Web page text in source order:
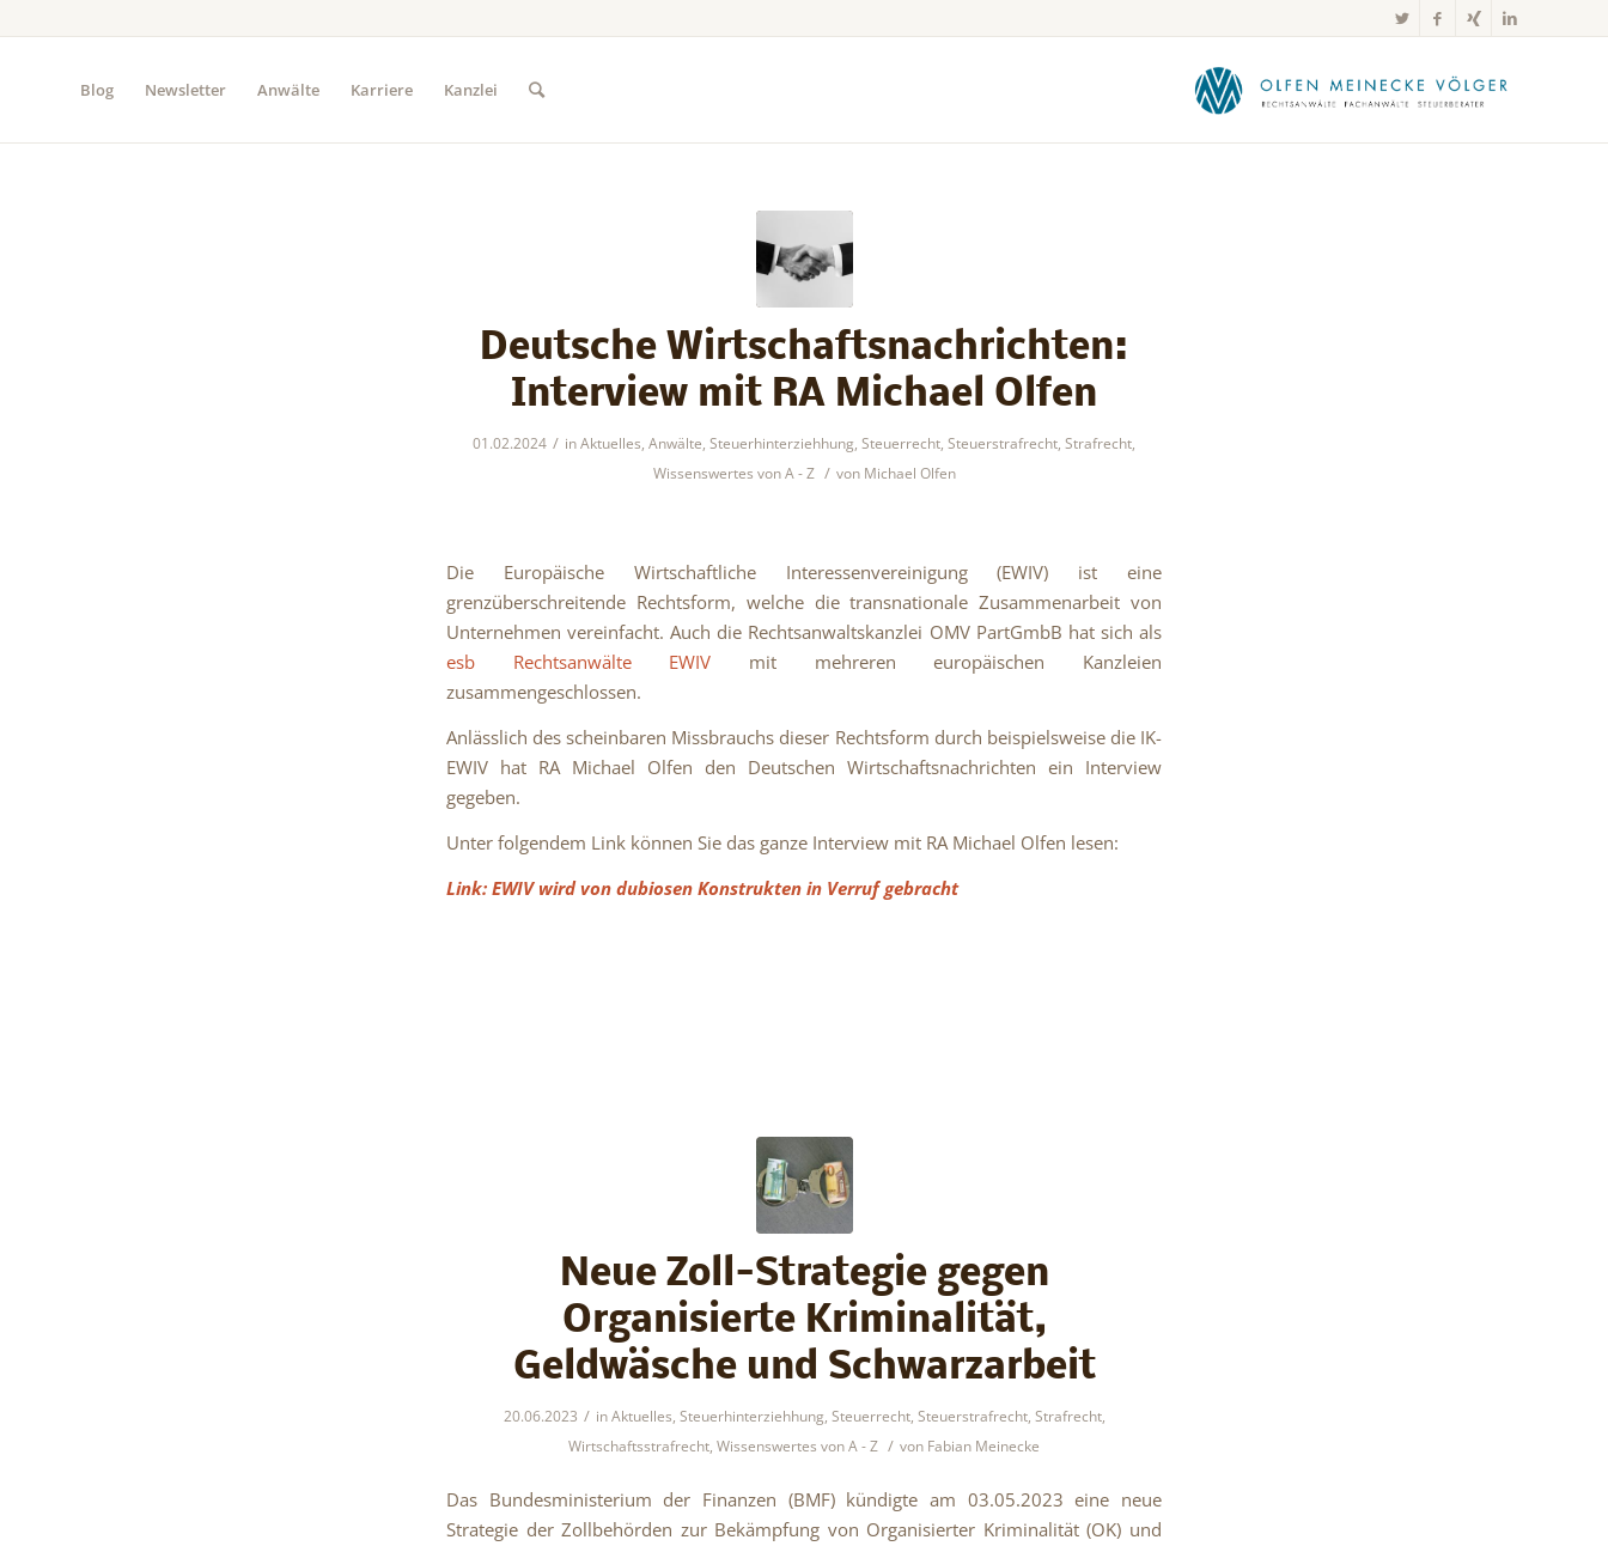
Blog Newsletter Anwälte Karriere Kanzlei
Deutsche Wirtschaftsnachrichten:
Interview mit RA Michael Olfen
01.02.2024 / inAktuelles, Anwälte, Steuerhinterziehhung, Steuerrecht, Steuerstrafrecht, Strafrecht,
Wissenswertes von A - Z / von Michael Olfen
Die Europäische Wirtschaftliche Interessenvereinigung (EWIV) ist eine
grenzüberschreitende Rechtsform, welche die transnationale Zusammenarbeit von
Unternehmen vereinfacht. Auch die Rechtsanwaltskanzlei OMV PartGmbB hat sich als
esb Rechtsanwälte EWIV mit mehreren europäischen Kanzleien
zusammengeschlossen.
Anlässlich des scheinbaren Missbrauchs dieser Rechtsform durch beispielsweise die IK-
EWIV hat RA Michael Olfen den Deutschen Wirtschaftsnachrichten ein Interview
gegeben.
Unter folgendem Link können Sie das ganze Interview mit RA Michael Olfen lesen:
Link: EWIV wird von dubiosen Konstrukten in Verruf gebracht
Neue Zoll-Strategie gegen
Organisierte Kriminalität,
Geldwäsche und Schwarzarbeit
20.06.2023 / inAktuelles, Steuerhinterziehhung, Steuerrecht, Steuerstrafrecht, Strafrecht,
Wirtschaftsstrafrecht, Wissenswertes von A - Z / von Fabian Meinecke
Das Bundesministerium der Finanzen (BMF) kündigte am 03.05.2023 eine neue
Strategie der Zollbehörden zur Bekämpfung von Organisierter Kriminalität (OK) und